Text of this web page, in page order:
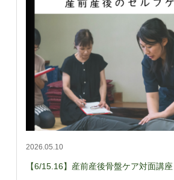
2026.05.10
【6/15.16】産前産後骨盤ケア対面講座